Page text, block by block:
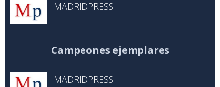
MADRIDPRESS
Campeones ejemplares
MADRIDPRESS